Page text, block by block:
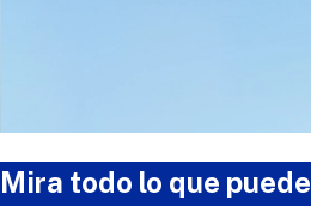
Mira todo lo que